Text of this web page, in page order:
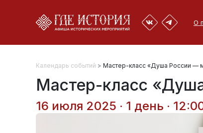
О
Календарь событий > Мастер-класс «Душа России —
Мастер-класс
16 июля 2025 · 1 день ·